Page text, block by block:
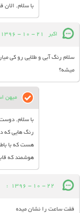
با سلام.
اکبر 21 - 10 - 1396
سلام رنگ آبی و طلایی رو کی
میشه؟
میهن
با سلام.
رنگ هایی که
هست که با
هوشمند که
22 - 10 - 1396
:
فقت ساعت را نشان میده